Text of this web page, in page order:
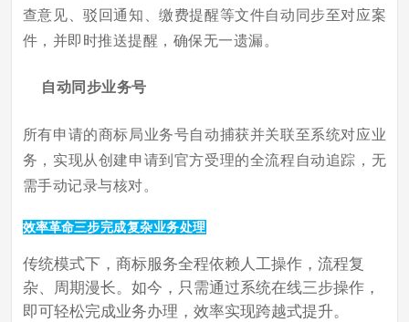
查意见、驳回通知、缴费提醒等文件自动同步至对应案
件，并即时推送提醒，确保无一遗漏。
自动同步业务号
所有申请的商标局业务号自动捕获并关联至系统对应业
务，实现从创建申请到官方受理的全流程自动追踪，无
需手动记录与核对。
效率革命三步完成复杂业务处理
传统模式下，商标服务全程依赖人工操作，流程复
杂、周期漫长。如今，只需通过系统在线三步操作，
即可轻松完成业务办理，效率实现跨越式提升。